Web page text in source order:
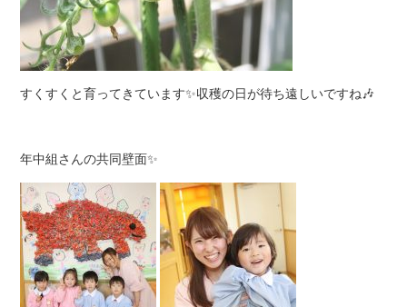
すくすくと育ってきています✨収穫の日が待ち遠しいですね🎶
年中組さんの共同壁面✨